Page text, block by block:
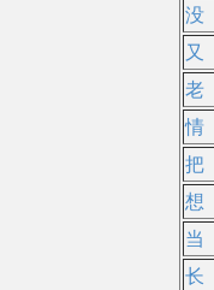
没
又
老
情
把
想
当
长